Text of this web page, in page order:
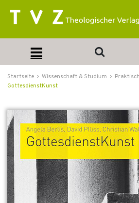
Startseite Wissenschaft & Studium
GottesdienstKunst